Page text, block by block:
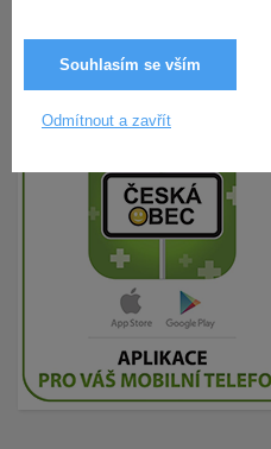
Souhlasím se vším
Odmítnout a zavřít